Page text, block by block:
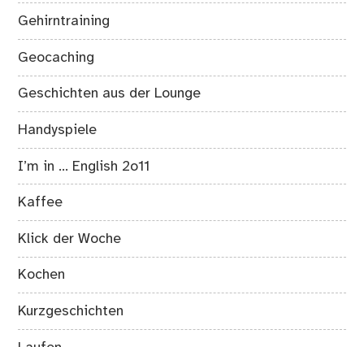
Gehirntraining
Geocaching
Geschichten aus der Lounge
Handyspiele
I’m in … English 2o11
Kaffee
Klick der Woche
Kochen
Kurzgeschichten